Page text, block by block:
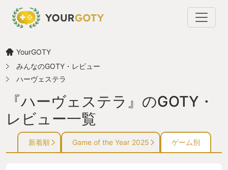
YourGOTY
みんなのGOTY・レビュー
ハーヴェステラ
『ハーヴェステラ』のGOTY・
レビュー一覧
新着順 Game of the Year 2025 ゲーム別